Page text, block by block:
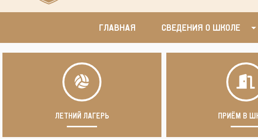
ГЛАВНАЯ СВЕДЕНИЯ О ШКОЛЕ
ЛЕТНИЙ ЛАГЕРЬ ПРИЁМ В